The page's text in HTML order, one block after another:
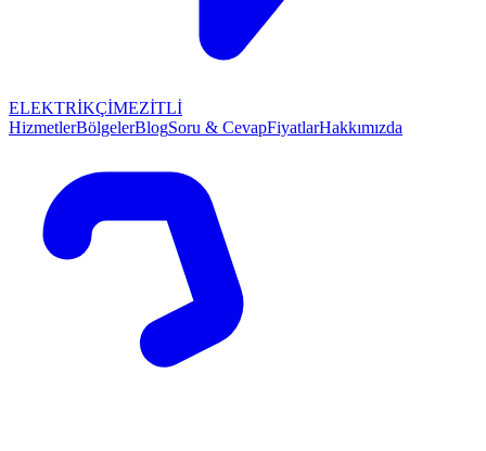
ELEKTRİKÇİMEZİTLİ
HizmetlerBölgelerBlogSoru & CevapFiyatlarHakkımızda